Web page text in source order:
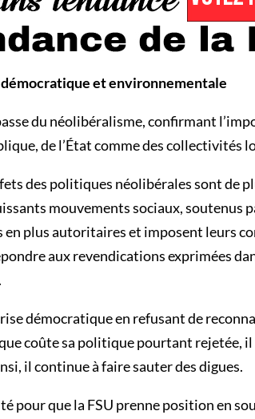
et environnementale
du néolibéralisme, confirmant
de l’État comme des collectivités
des politiques néolibérales sont de
mouvements sociaux,
en plus autoritaires et imposent leurs
aux revendications exprimées
démocratique en refusant de
coûte sa politique pourtant rejetée,
il continue à faire sauter des digues.
pour que la FSU prenne position en